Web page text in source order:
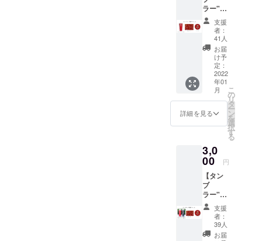
添加物
表示：
なし ・
アレル
ギー表
示：な
インは
多少変
更にな
る場合
があり
泡紙：
0.4mm
厚（丸
型)、直
径
90mm
）１枚 *
タンブ
ラーに
ついて
・容量
タ：ポ
リプロ
ピレン
本
体：ポ
リプロ
ピレン
カ
バー：
AS樹脂
ラー"C
HA"
コー
ス】 ・
タンブ
ラー"C
HA"(直
径82×高
195mm
) １個
・ポス
トカー
ド
(100m
mm)
１枚 ・
コース
ター(気
泡紙：
0.4mm
厚（丸
型)、直
90mm
支援
者：
41人
お届
け予
定：
2022
年01
月
詳細を見る
こ
の
リ
タ
ー
ン
を
選
択
す
る
3,0
00 円
【タン
ブ
ラー"S
EN"
コー
ス】 ・
タンブ
支援
者：
39人
お届